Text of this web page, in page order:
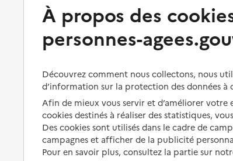
Préserver son autonomie et sa
santé
Les mesures de protection
Les obligations de la famille
À qui s’adresser ?
Les politiques du grand âge
Partager son logement
Vivre à domicile avec
maladie ou un
Être hospitalisé
Fin de vie à domicile
À propos des
personnes-
Découvrez comment nous collectons, nous
d’information sur la protection des données à
Afin de mieux vous servir et d’améliorer
cookies destinés à réaliser des statistiques,
Des cookies sont utilisés dans le cadre de
campagnes et afficher de la publicité
Pour en savoir plus, consultez la partie sur